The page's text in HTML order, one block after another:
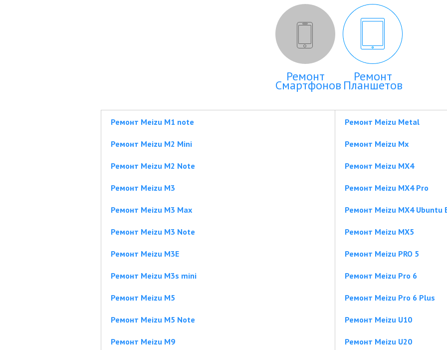
Ремонт
Смартфонов
Ремонт
Планшетов
Ремонт Meizu M1 note
Ремонт Meizu M2 Mini
Ремонт Meizu M2 Note
Ремонт Meizu M3
Ремонт Meizu M3 Max
Ремонт Meizu M3 Note
Ремонт Meizu M3E
Ремонт Meizu M3s mini
Ремонт Meizu M5
Ремонт Meizu M5 Note
Ремонт Meizu M9
Ремонт Meizu Metal
Ремонт Meizu Mx
Ремонт Meizu MX4
Ремонт Meizu MX4 Pro
Ремонт Meizu MX4 Ubuntu
Ремонт Meizu MX5
Ремонт Meizu PRO 5
Ремонт Meizu Pro 6
Ремонт Meizu Pro 6 Plus
Ремонт Meizu U10
Ремонт Meizu U20